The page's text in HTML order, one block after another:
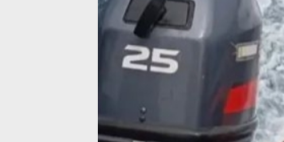
Di
24,